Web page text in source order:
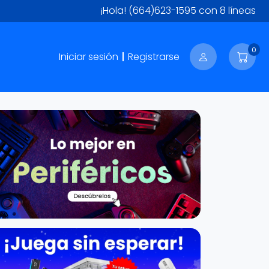
¡Hola! (664)623-1595 con 8 líneas
Iniciar sesión Registrarse
0